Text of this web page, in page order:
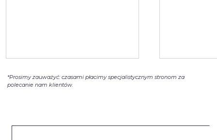
*Prosimy zauważyć: czasami płacimy specjalistycznym stronom za
polecanie nam klientów.